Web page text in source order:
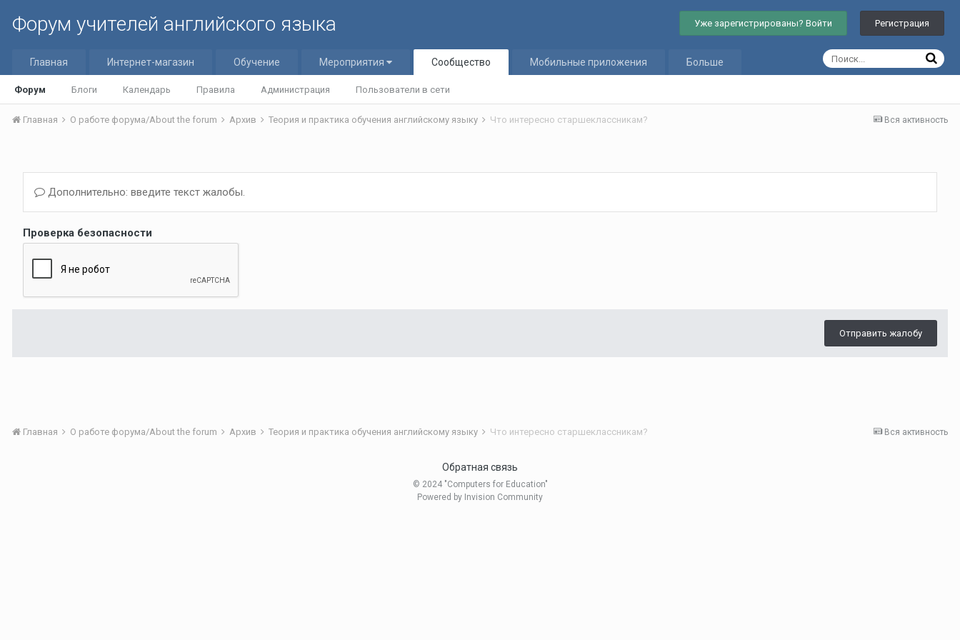
Форум учителей английского языка Уже зарегистрированы? Войти Регистрация
Главная Интернет-магазин Обучение Мероприятия Сообщество
Форум Блоги Календарь Правила Администрация Пользователи в сети
Мобильные приложения Больше
Вся активность
Главная О работе форума/About the forum Архив Теория и практика обучения английскому языку Что интересно старшеклассникам?
Дополнительно: введите текст жалобы.
Проверка безопасности
Отправить жалобу
Вся активность
Главная О работе форума/About the forum Архив Теория и практика обучения английскому языку Что интересно старшеклассникам?
Обратная связь
© 2024 "Computers for Education"
Powered by Invision Community